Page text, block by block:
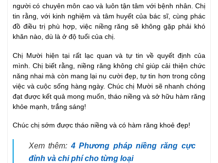
người có chuyên môn cao và luôn tận tâm với bệnh nhân. Chị
tin rằng, với kinh nghiệm và tâm huyết của bác sĩ, cùng phác
đồ điều trị phù hợp, việc niềng răng sẽ không gặp phải khó
khăn nào, dù là ở độ tuổi của chị.
Chị Mười hiện tại rất lạc quan và tự tin về quyết định của
mình. Chị biết rằng, niềng răng không chỉ giúp cải thiện chức
năng nhai mà còn mang lại nụ cười đẹp, tự tin hơn trong công
việc và cuộc sống hàng ngày. Chúc chị Mười sẽ nhanh chóng
đạt được kết quả mong muốn, tháo niềng và sở hữu hàm răng
khỏe mạnh, trắng sáng!
Chúc chị sớm được tháo niềng và có hàm răng khoẻ đẹp!
Xem thêm:4 Phương pháp niềng răng cực
đỉnh và chi phí cho từng loại